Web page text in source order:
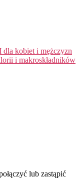
kobiet i mężczyzn
i makroskładników
lub zastąpić